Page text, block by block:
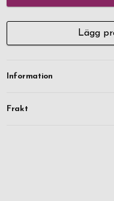
Lägg
Information
Frakt